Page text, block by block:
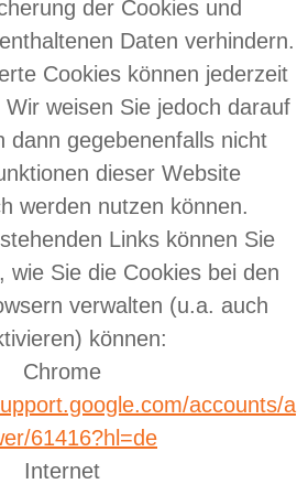
der Cookies und
Daten verhindern.
Cookies können jederzeit
weisen Sie jedoch darauf
dann gegebenenfalls nicht
dieser Website
werden nutzen können.
Links können Sie
wie Sie die Cookies bei den
verwalten (u.a. auch
können:
Chrome
accounts/a
61416?hl=de
Internet